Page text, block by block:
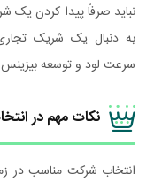
نباید صرفاً پیدا کردن یک
به دنبال یک شریک
سرعت لود و توسعه
نکات مهم در
انتخاب شرکت مناسب در